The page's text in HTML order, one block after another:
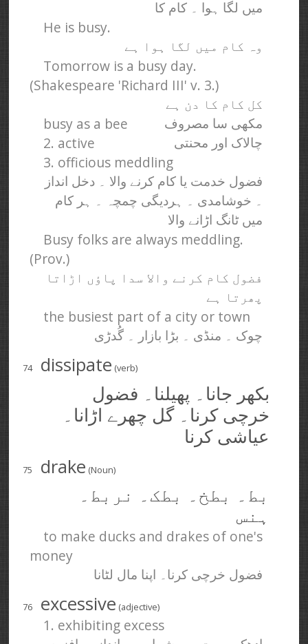
میں لگا ہوا ۔ کام کا
He is busy.
وہ کام میں لگا ہوا ہے
Tomorrow is a busy day.
(Shakespeare 'Richard III' v. 3.)
کل کام کا دن ہے
busy as a bee مکھی سا مصروف
2. active چالاک اور محنتی
3. officious meddling
فضول خدمت یا کام کرنے والا ۔ دخل انداز
۔ خوشامدی ۔ ہردیگی چمچہ ۔ ہر کام
میں ٹانگ اڑانے والا
Busy folks are always meddling.
(Prov.)
فضول کام کرنے والا سدا پاؤں اڑاتا
پھرتا ہے
the busiest part of a city or town
چوک ۔ منڈی ۔ بڑا بازار ۔ گُدڑی
74 dissipate (verb)
بکھر جانا۔ پھیلنا۔ فضول
خرچی کرنا۔ گل چھرے اڑانا۔
عیاشی کرنا
75 drake (Noun)
بط۔ بطخ۔ بطک۔ نربط۔
ہنس
to make ducks and drakes of one's
money
فضول خرچی کرنا۔ اپنا مال لٹانا
76 excessive (adjective)
1. exhibiting excess